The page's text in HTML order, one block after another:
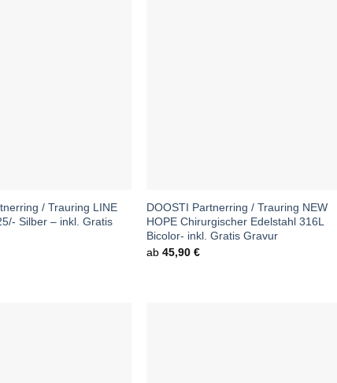
/ Trauring LINE
Silber – inkl. Gratis
DOOSTI Partnerring / Trauring NEW
HOPE Chirurgischer Edelstahl 316L
Bicolor- inkl. Gratis Gravur
ab45,90€